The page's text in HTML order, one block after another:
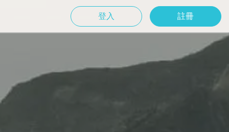
登入 註冊